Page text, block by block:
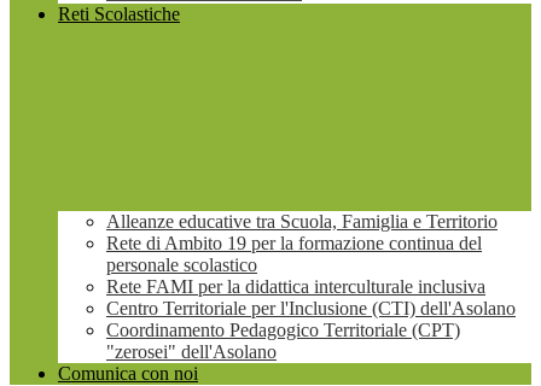
Reti Scolastiche
Alleanze educative tra Scuola, Famiglia e Territorio
Rete di Ambito 19 per la formazione continua del
personale scolastico
Rete FAMI per la didattica interculturale inclusiva
Centro Territoriale per l'Inclusione (CTI) dell'Asolano
Coordinamento Pedagogico Territoriale (CPT)
"zerosei" dell'Asolano
Comunica con noi